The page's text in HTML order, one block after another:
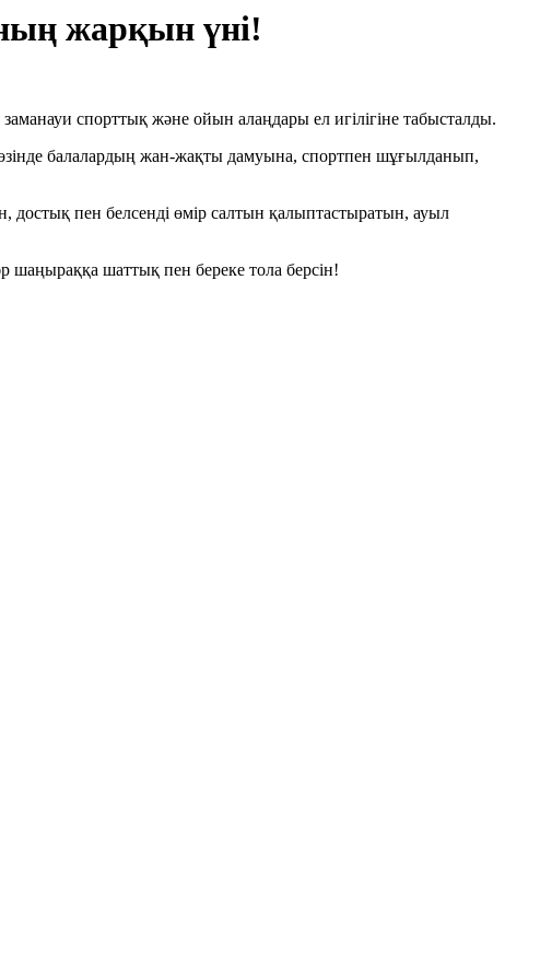
жарқын үні!
спорттық және ойын алаңдары ел игілігіне табысталды.
балалардың жан-жақты дамуына, спортпен шұғылданып,
достық пен белсенді өмір салтын қалыптастыратын, ауыл
шаңыраққа шаттық пен береке тола берсін!